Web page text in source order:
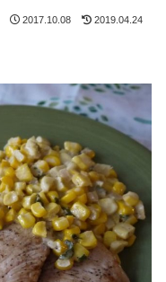
2017.10.08 2019.04.24